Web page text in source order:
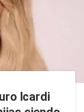
Icardi